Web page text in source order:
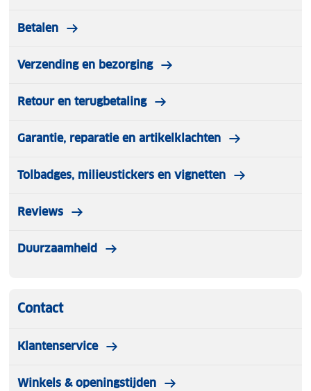
Betalen
Verzending en bezorging
Retour en terugbetaling
Garantie, reparatie en artikelklachten
Tolbadges, milieustickers en vignetten
Reviews
Duurzaamheid
Contact
Klantenservice
Winkels & openingstijden